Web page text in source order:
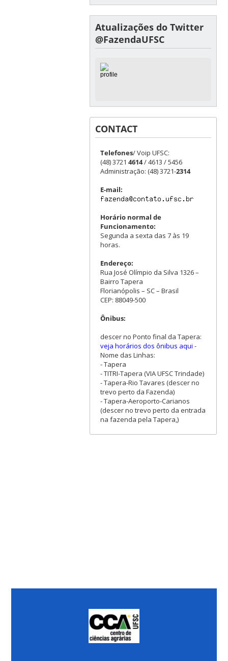
Atualizações do Twitter
@FazendaUFSC
CONTACT
Telefones/ Voip UFSC:
(48) 3721 4614/ 4613 / 5456
Administração: (48) 3721-2314
E-mail:
Horário normal de
Funcionamento:
Segunda a sexta das 7 às 19
horas.
Endereço:
Rua José Olímpio da Silva 1326 –
Bairro Tapera
Florianópolis – SC – Brasil
CEP: 88049-500
Ônibus:
descer no Ponto final da Tapera:
veja horários dos ônibus aqui -
Nome das Linhas:
- Tapera
- TITRI-Tapera (VIA UFSC Trindade)
- Tapera-Rio Tavares (descer no
trevo perto da Fazenda)
- Tapera-Aeroporto-Carianos
(descer no trevo perto da entrada
na fazenda pela Tapera,)